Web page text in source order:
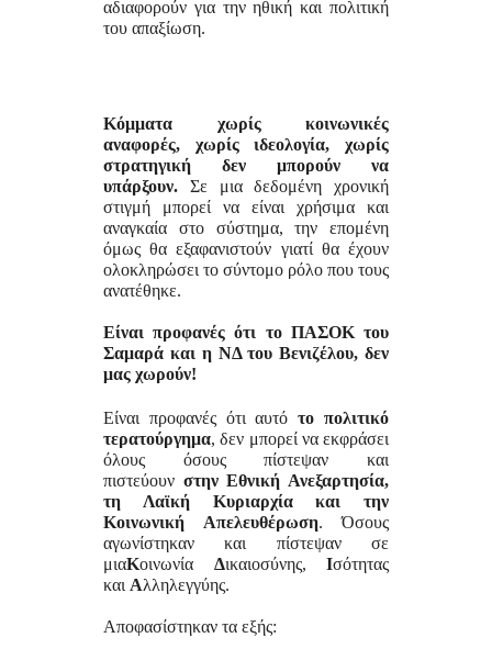
αδιαφορούν για την ηθική και πολιτική
του απαξίωση.
Κόμματα χωρίς κοινωνικές
αναφορές, χωρίς ιδεολογία, χωρίς
στρατηγική δεν μπορούν να
υπάρξουν. Σε μια δεδομένη χρονική
στιγμή μπορεί να είναι χρήσιμα και
αναγκαία στο σύστημα, την επομένη
όμως θα εξαφανιστούν γιατί θα έχουν
ολοκληρώσει το σύντομο ρόλο που τους
ανατέθηκε.
Είναι προφανές ότι το ΠΑΣΟΚ του
Σαμαρά και η ΝΔ του Βενιζέλου, δεν
μας χωρούν!
Είναι προφανές ότι αυτότο πολιτικό
τερατούργημα, δεν μπορεί να εκφράσει
όλους όσους πίστεψαν και
πιστεύουν στην Εθνική Ανεξαρτησία,
τη Λαϊκή Κυριαρχία και την
Κοινωνική Απελευθέρωση. Όσους
αγωνίστηκαν και πίστεψαν σε
μιαΚοινωνία Δικαιοσύνης, Ισότητας
και Αλληλεγγύης.
Αποφασίστηκαν τα εξής: